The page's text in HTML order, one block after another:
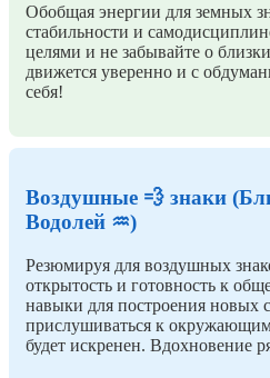
Обобщая энергии для земных
стабильности и
целями и не забывайте о
движется уверенно и с
себя!
Воздушные 💨 знаки
Водолей ♒)
Резюмируя для воздушных
открытость и готовность к
навыки для построения новых
прислушиваться к
будет искренен. Вдохновение